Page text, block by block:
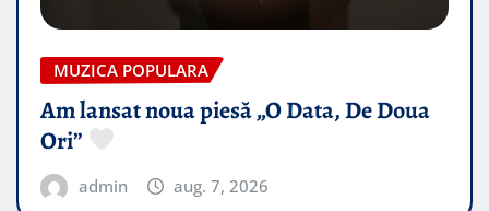
MUZICA POPULARA
Am lansat noua piesă „O Data, De Doua
Ori”
admin aug. 7, 2026